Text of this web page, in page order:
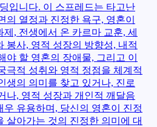
입니다. 이 스프레드는 타고난
의 열정과 진정한 욕구, 영혼이
, 전생에서 온 카르마 교훈, 세
봉사, 영적 성장의 방향성, 내적
야 할 영혼의 장애물, 그리고 이
극적 성취와 영적 정점을 체계적
생의 의미를 찾고 있거나, 진로
나, 영적 성장과 개인적 깨달음
유용하며, 당신의 영혼이 진정
살아가는 것의 진정한 의미에 대